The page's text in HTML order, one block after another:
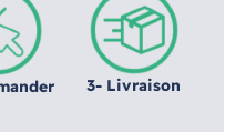
3- Livraison